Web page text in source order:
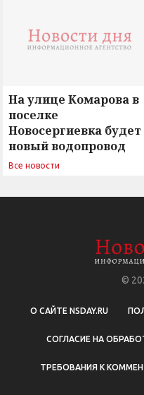
На улице Комарова в
поселке
Новосергиевка будет
новый водопровод
Все новости
©
О САЙТЕ NSDAY.RU
СОГЛАСИЕ НА
ТРЕБОВАНИЯ К